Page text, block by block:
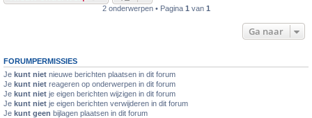
2 onderwerpen • Pagina 1 van 1
Ga naar
FORUMPERMISSIES
Je kunt niet nieuwe berichten plaatsen in dit forum
Je kunt niet reageren op onderwerpen in dit forum
Je kunt niet je eigen berichten wijzigen in dit forum
Je kunt niet je eigen berichten verwijderen in dit forum
Je kunt geen bijlagen plaatsen in dit forum